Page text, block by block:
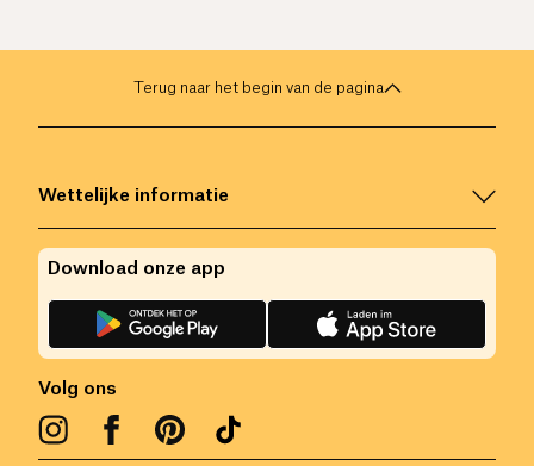
Terug naar het begin van de pagina
Wettelijke informatie
Volg ons
Download onze app